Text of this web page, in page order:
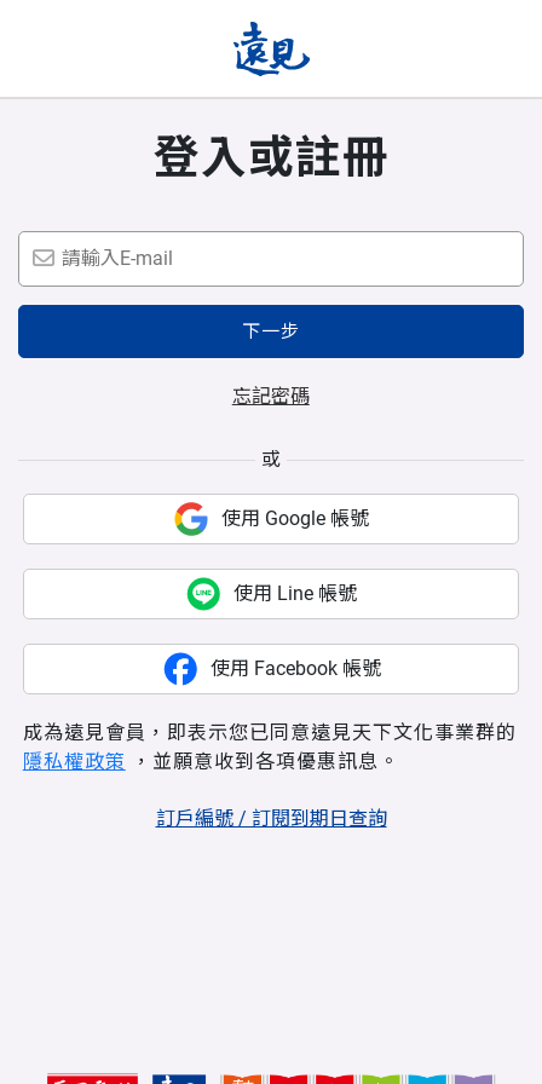
登入或註冊
下一步
忘記密碼
或
使用 Google 帳號
使用 Line 帳號
使用 Facebook 帳號
成為遠見會員，即表示您已同意遠見天下文化事業群的
隱私權政策 ，並願意收到各項優惠訊息。
訂戶編號 / 訂閱到期日查詢